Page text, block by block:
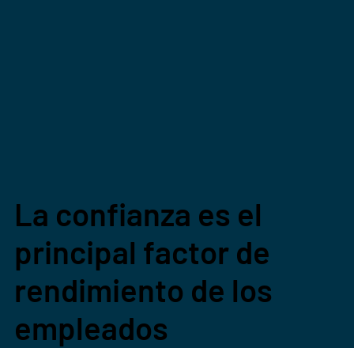
La confianza es el
principal factor de
rendimiento de los
empleados